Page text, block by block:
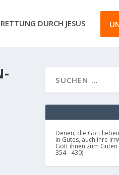
RETTUNG DURCH JESUS
Denen, die Gott
in Gutes, auch ihre
Gott ihnen zum
354 - 430)